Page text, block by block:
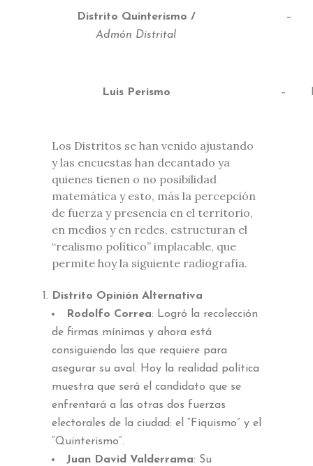
Distrito Quinterismo /
Admón Distrital
–
Luis Perismo –
Los Distritos se han venido ajustando
y las encuestas han decantado ya
quienes tienen o no posibilidad
matemática y esto, más la percepción
de fuerza y presencia en el territorio,
en medios y en redes, estructuran el
“realismo político” implacable, que
permite hoy la siguiente radiografía.
Distrito Opinión Alternativa
Rodolfo Correa: Logró la recolección
de firmas mínimas y ahora está
consiguiendo las que requiere para
asegurar su aval. Hoy la realidad política
muestra que será el candidato que se
enfrentará a las otras dos fuerzas
electorales de la ciudad: el “Fiquismo” y el
“Quinterismo”.
Juan David Valderrama: Su